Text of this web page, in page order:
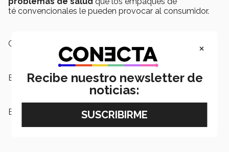
té convencionales le pueden provocar al consumidor.
Campus:
Escuelas: Negocios
Etiquetas:
comunidades indígenas,
×
Recibe nuestro newsletter de
noticias: